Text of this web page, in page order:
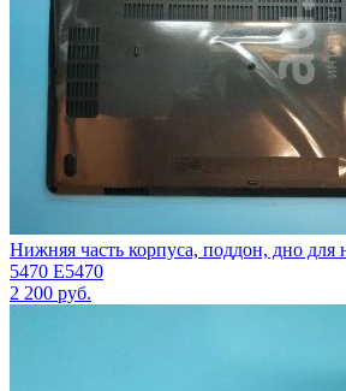
Нижняя часть корпуса, поддон, дно для
5470 E5470
2 200 руб.